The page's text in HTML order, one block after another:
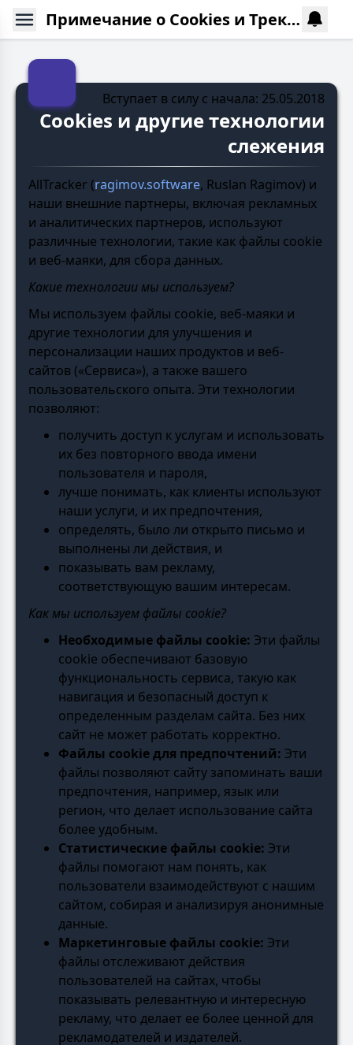
Примечание о Cookies и Трекинге
Вступает в силу с начала: 25.05.2018
Cookies и другие технологии
слежения
AllTracker (ragimov.software, Ruslan Ragimov) и
наши внешние партнеры, включая рекламных
и аналитических партнеров, используют
различные технологии, такие как файлы cookie
и веб-маяки, для сбора данных.
Какие технологии мы используем?
Мы используем файлы cookie, веб-маяки и
другие технологии для улучшения и
персонализации наших продуктов и веб-
сайтов («Сервиса»), а также вашего
пользовательского опыта. Эти технологии
позволяют:
получить доступ к услугам и использовать
их без повторного ввода имени
пользователя и пароля,
лучше понимать, как клиенты используют
наши услуги, и их предпочтения,
определять, было ли открыто письмо и
выполнены ли действия, и
показывать вам рекламу,
соответствующую вашим интересам.
Как мы используем файлы cookie?
Необходимые файлы cookie: Эти файлы
cookie обеспечивают базовую
функциональность сервиса, такую как
навигация и безопасный доступ к
определенным разделам сайта. Без них
сайт не может работать корректно.
Файлы cookie для предпочтений: Эти
файлы позволяют сайту запоминать ваши
предпочтения, например, язык или
регион, что делает использование сайта
более удобным.
Статистические файлы cookie: Эти
файлы помогают нам понять, как
пользователи взаимодействуют с нашим
сайтом, собирая и анализируя анонимные
данные.
Маркетинговые файлы cookie: Эти
файлы отслеживают действия
пользователей на сайтах, чтобы
показывать релевантную и интересную
рекламу, что делает ее более ценной для
рекламодателей и издателей.